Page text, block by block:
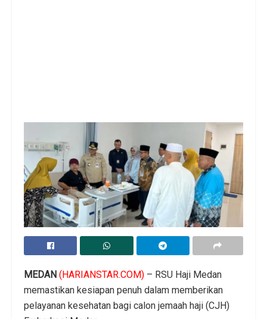
MEDAN (HARIANSTAR.COM) – RSU Haji Medan
memastikan kesiapan penuh dalam memberikan
pelayanan kesehatan bagi calon jemaah haji (CJH)